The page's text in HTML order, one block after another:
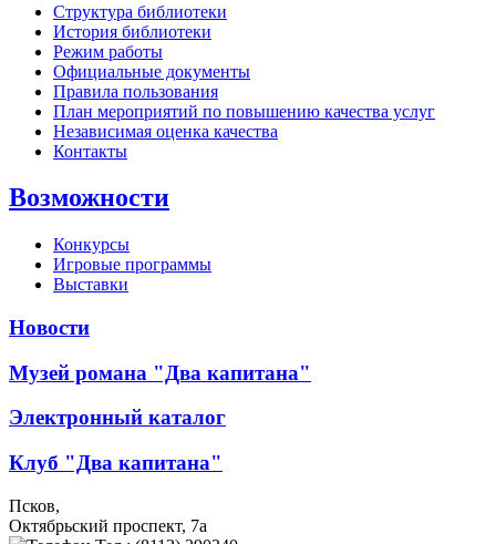
Структура библиотеки
История библиотеки
Режим работы
Официальные документы
Правила пользования
План мероприятий по повышению качества услуг
Независимая оценка качества
Контакты
Возможности
Конкурсы
Игровые программы
Выставки
Новости
Музей романа "Два капитана"
Электронный каталог
Клуб "Два капитана"
Псков,
Октябрьский проспект, 7a